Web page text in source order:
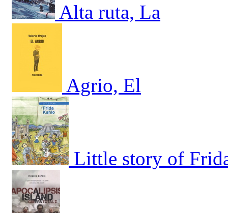
Alta ruta, La
Agrio, El
Little story of